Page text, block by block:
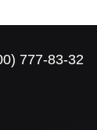
777-83-32